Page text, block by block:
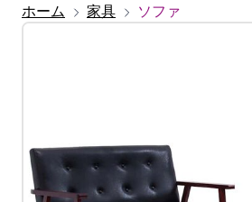
ホーム 家具 ソファ